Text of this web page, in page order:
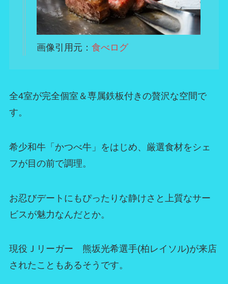
画像引用元： 食べログ
全4室が完全個室＆専属鉄板付きの贅沢な空間で
す。
希少和牛「かつべ牛」をはじめ、厳選食材をシェ
フが目の前で調理。
お忍びデートにもぴったりな静けさと上質なサー
ビスが魅力なんだとか。
現役Ｊリーガー 熊坂光希選手(柏レイソル)が来店
されたこともあるそうです。